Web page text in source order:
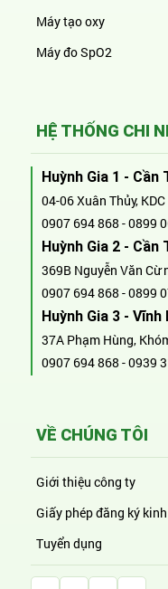
Máy tạo oxy
Máy đo SpO2
HỆ THỐNG CHI
Huỳnh Gia 1 - Cần
04-06 Xuân Thủy,
0907 694 868 -0899
Huỳnh Gia 2 - Cần
369B Nguyễn Văn Cừ
0907 694 868 -0899
Huỳnh Gia 3 - Vĩnh
37A Phạm Hùng,
0907 694 868 -0939
VỀ CHÚNG TÔI
Giới thiệu công ty
Giấy phép đăng ký
Tuyển dụng